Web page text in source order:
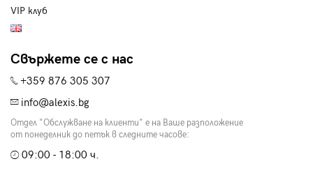
VIP клуб
Свържете се с нас
+359 876 305 307
info@alexis.bg
Отдел "Обслужване на клиенти" е на Ваше разположение
от понеделник до петък в следните часове:
09:00 - 18:00 ч.